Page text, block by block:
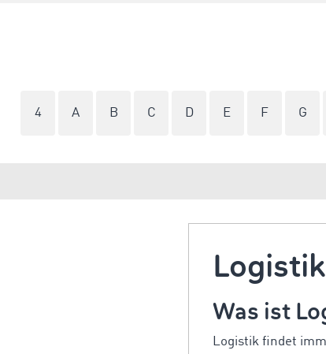
4 A B C D E F G
Logistik
Was ist
Logistik findet